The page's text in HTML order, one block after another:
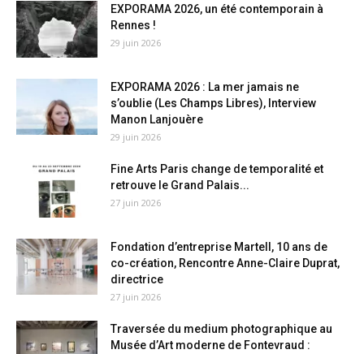
EXPORAMA 2026, un été contemporain à
Rennes !
29 juin 2026
EXPORAMA 2026 : La mer jamais ne
s’oublie (Les Champs Libres), Interview
Manon Lanjouère
29 juin 2026
Fine Arts Paris change de temporalité et
retrouve le Grand Palais...
27 juin 2026
Fondation d’entreprise Martell, 10 ans de
co-création, Rencontre Anne-Claire Duprat,
directrice
27 juin 2026
Traversée du medium photographique au
Musée d’Art moderne de Fontevraud :